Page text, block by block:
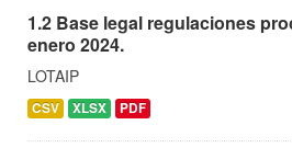
1.2 Base legal regulaciones
enero 2024.
LOTAIP
CSV XLSX PDF